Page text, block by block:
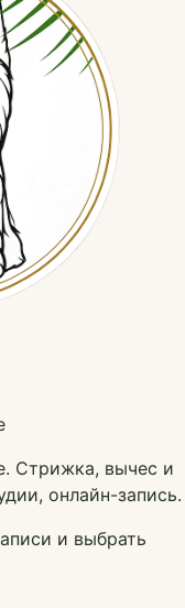
Стрижка, вычес и
онлайн-запись.
и выбрать